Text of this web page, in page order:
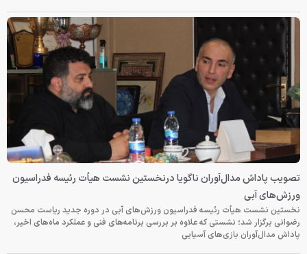
تصویب پاداش مدال‌آوران ناگویا درنخستین نشست هیأت رئیسه فدراسیون
ورزش‌های آبی
نخستین نشست هیأت رئیسه فدراسیون ورزش‌های آبی در دوره جدید ریاست محسن
رضوانی برگزار شد؛ نشستی که علاوه بر بررسی برنامه‌های فنی و عملکرد ماه‌های اخیر،
پاداش مدال‌آوران بازی‌های آسیایی